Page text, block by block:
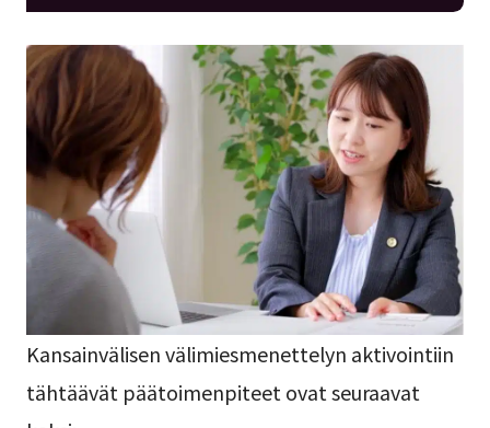
Kansainvälisen välimiesmenettelyn aktivointiin
tähtäävät päätoimenpiteet ovat seuraavat